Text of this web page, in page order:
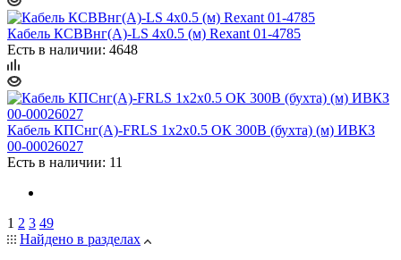
Кабель КСВВнг(А)-LS 4х0.5 (м) Rexant 01-4785
Есть в наличии: 4648
Кабель КПСнг(А)-FRLS 1х2х0.5 ОК 300В (бухта) (м) ИВКЗ
00-00026027
Есть в наличии: 11
1 2 3 49
Найдено в разделах